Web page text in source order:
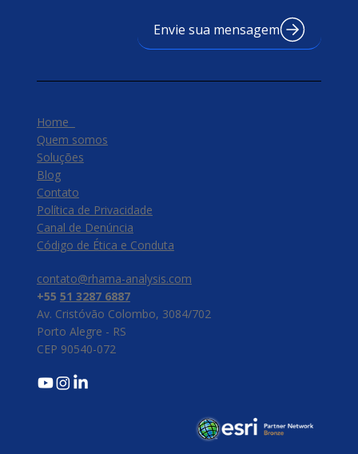
Envie sua mensagem
contato@rhama-analysis.com
+55 51 3287 6887
Av. Cristóvão Colombo, 3084/702
Porto Alegre - RS
CEP 90540-072
Home
Quem somos
Soluções
Blog
Contato
Política de Privacidade
Canal de Denúncia
​Código de Ética e Conduta